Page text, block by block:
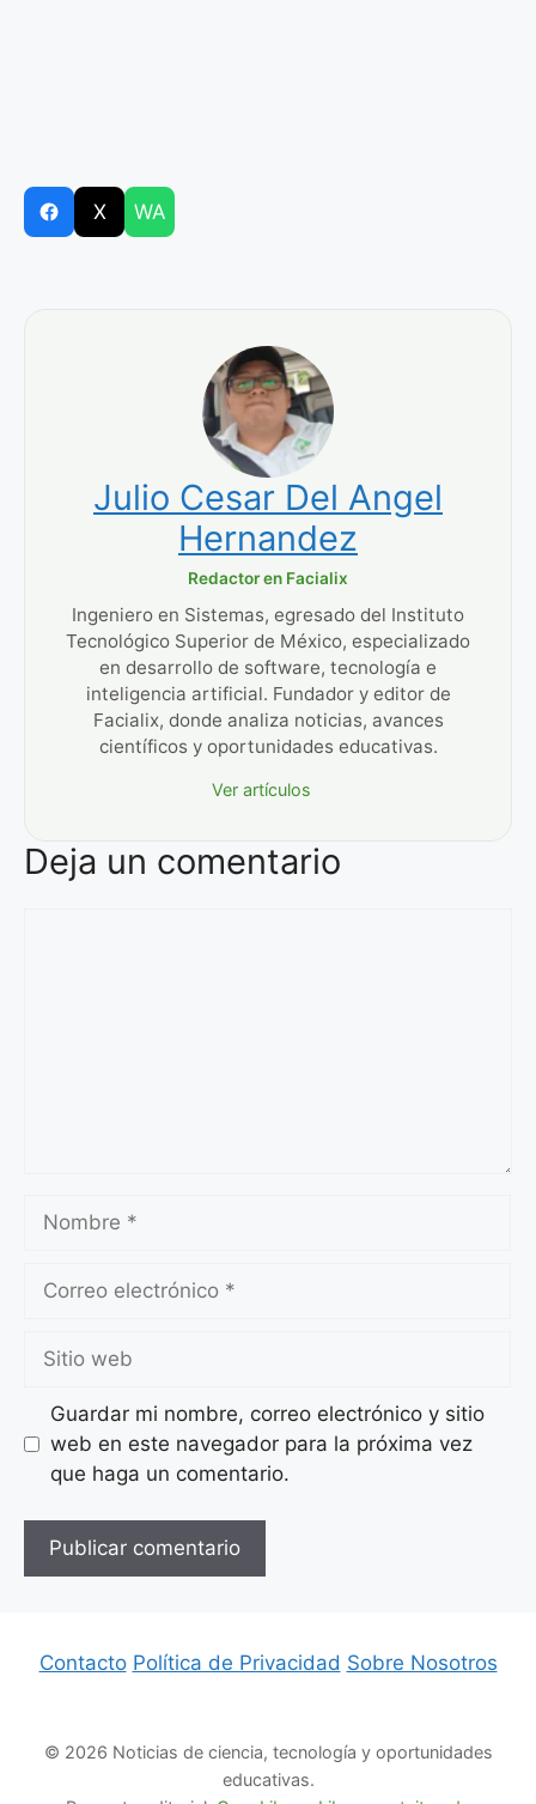
X WA
Julio Cesar Del Angel
Hernandez
Redactor en Facialix
Ingeniero en Sistemas, egresado del Instituto
Tecnológico Superior de México, especializado
en desarrollo de software, tecnología e
inteligencia artificial. Fundador y editor de
Facialix, donde analiza noticias, avances
científicos y oportunidades educativas.
Ver artículos
Deja un comentario
Nombre
Correo
Sitio
web
Guardar mi nombre, correo electrónico y sitio
web en este navegador para la próxima vez
que haga un comentario.
Contacto Política de Privacidad Sobre Nosotros
© 2026 Noticias de ciencia, tecnología y oportunidades
educativas.